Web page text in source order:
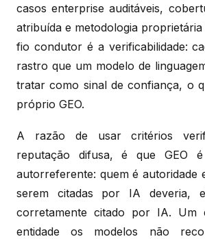
casos enterprise auditáveis,
atribuída e metodologia proprietária
fio condutor é a verificabilidade:
rastro que um modelo de
tratar como sinal de confiança, o
próprio GEO.
A razão de usar critérios
reputação difusa, é que GEO
autorreferente: quem é autoridade
serem citadas por IA deveria,
corretamente citado por IA. Um
entidade os modelos não